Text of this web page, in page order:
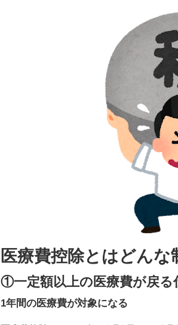
医療費控除とはどんな
①一定額以上の医療費が戻る
1年間の医療費が対象になる